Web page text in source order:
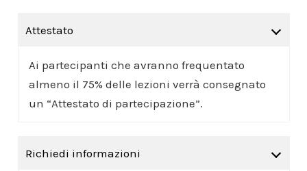
Attestato
Ai partecipanti che avranno frequentato
almeno il 75% delle lezioni verrà consegnato
un “Attestato di partecipazione”.
Richiedi informazioni